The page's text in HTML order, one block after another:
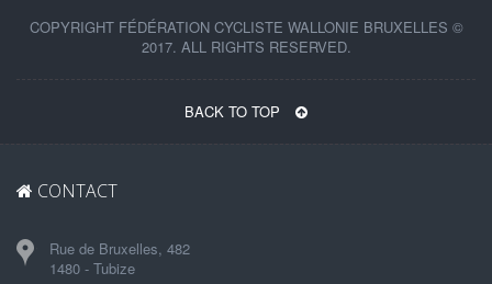
COPYRIGHT FÉDÉRATION CYCLISTE WALLONIE BRUXELLES ©
2017. ALL RIGHTS RESERVED.
BACK TO TOP
CONTACT
Rue de Bruxelles, 482
1480 - Tubize